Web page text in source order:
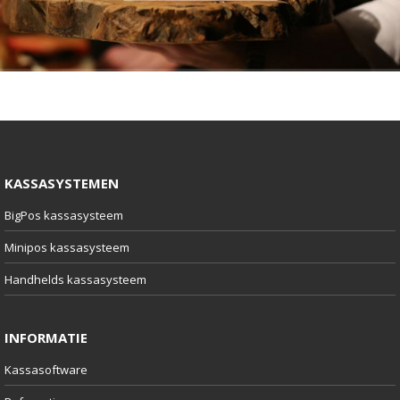
KASSASYSTEMEN
BigPos kassasysteem
Minipos kassasysteem
Handhelds kassasysteem
INFORMATIE
Kassasoftware